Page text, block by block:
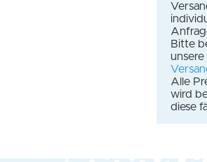
Bitte
unsere
Alle
wird
diese